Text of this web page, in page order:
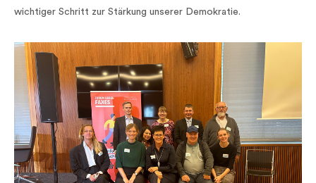
wichtiger Schritt zur Stärkung unserer Demokratie.